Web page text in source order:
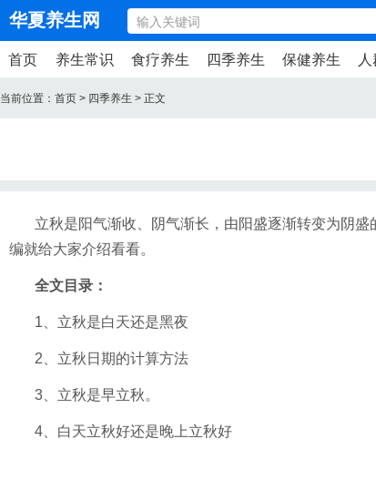
华夏养生网
首页 养生常识 食疗养生 四季养生 保健养生
当前位置： 首页 > 四季养生 > 正文
立秋是阳气渐收、阴气渐长，由阳盛逐渐转变为阴
编就给大家介绍看看。
全文目录：
1、立秋是白天还是黑夜
2、立秋日期的计算方法
3、立秋是早立秋。
4、白天立秋好还是晚上立秋好